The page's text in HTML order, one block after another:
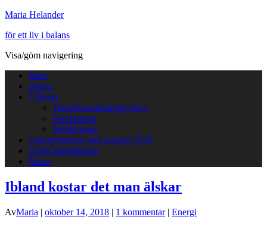
Maria Helander
för ett liv i balans
Visa/göm navigering
Hem
Blogg
Tjänster
Terapi/coachning/hypnos
Föreläsning
Webbkurser
Naturprästinna start augusti 2026
Gratis mindfulness
Maria
Ibland kostar det man älskar
AvMaria | oktober 14, 2018 | 1 kommentar| Energi